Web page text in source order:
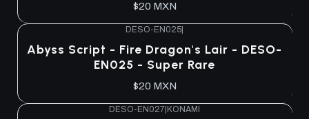
$20 MXN
DESO-EN025
Abyss Script - Fire Dragon's Lair - DESO-
EN025 - Super Rare
$20 MXN
DESO-EN027|KONAMI